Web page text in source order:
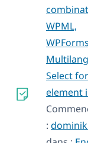
WPML,
WPForms
Select
element
: